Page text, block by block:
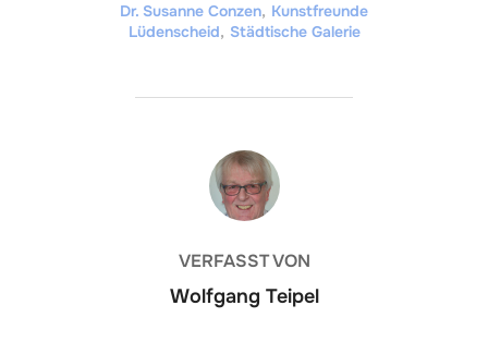
Dr. Susanne Conzen, Kunstfreunde
Lüdenscheid, Städtische Galerie
BEITRAGSAUTOR
VERFASST VON
Wolfgang Teipel